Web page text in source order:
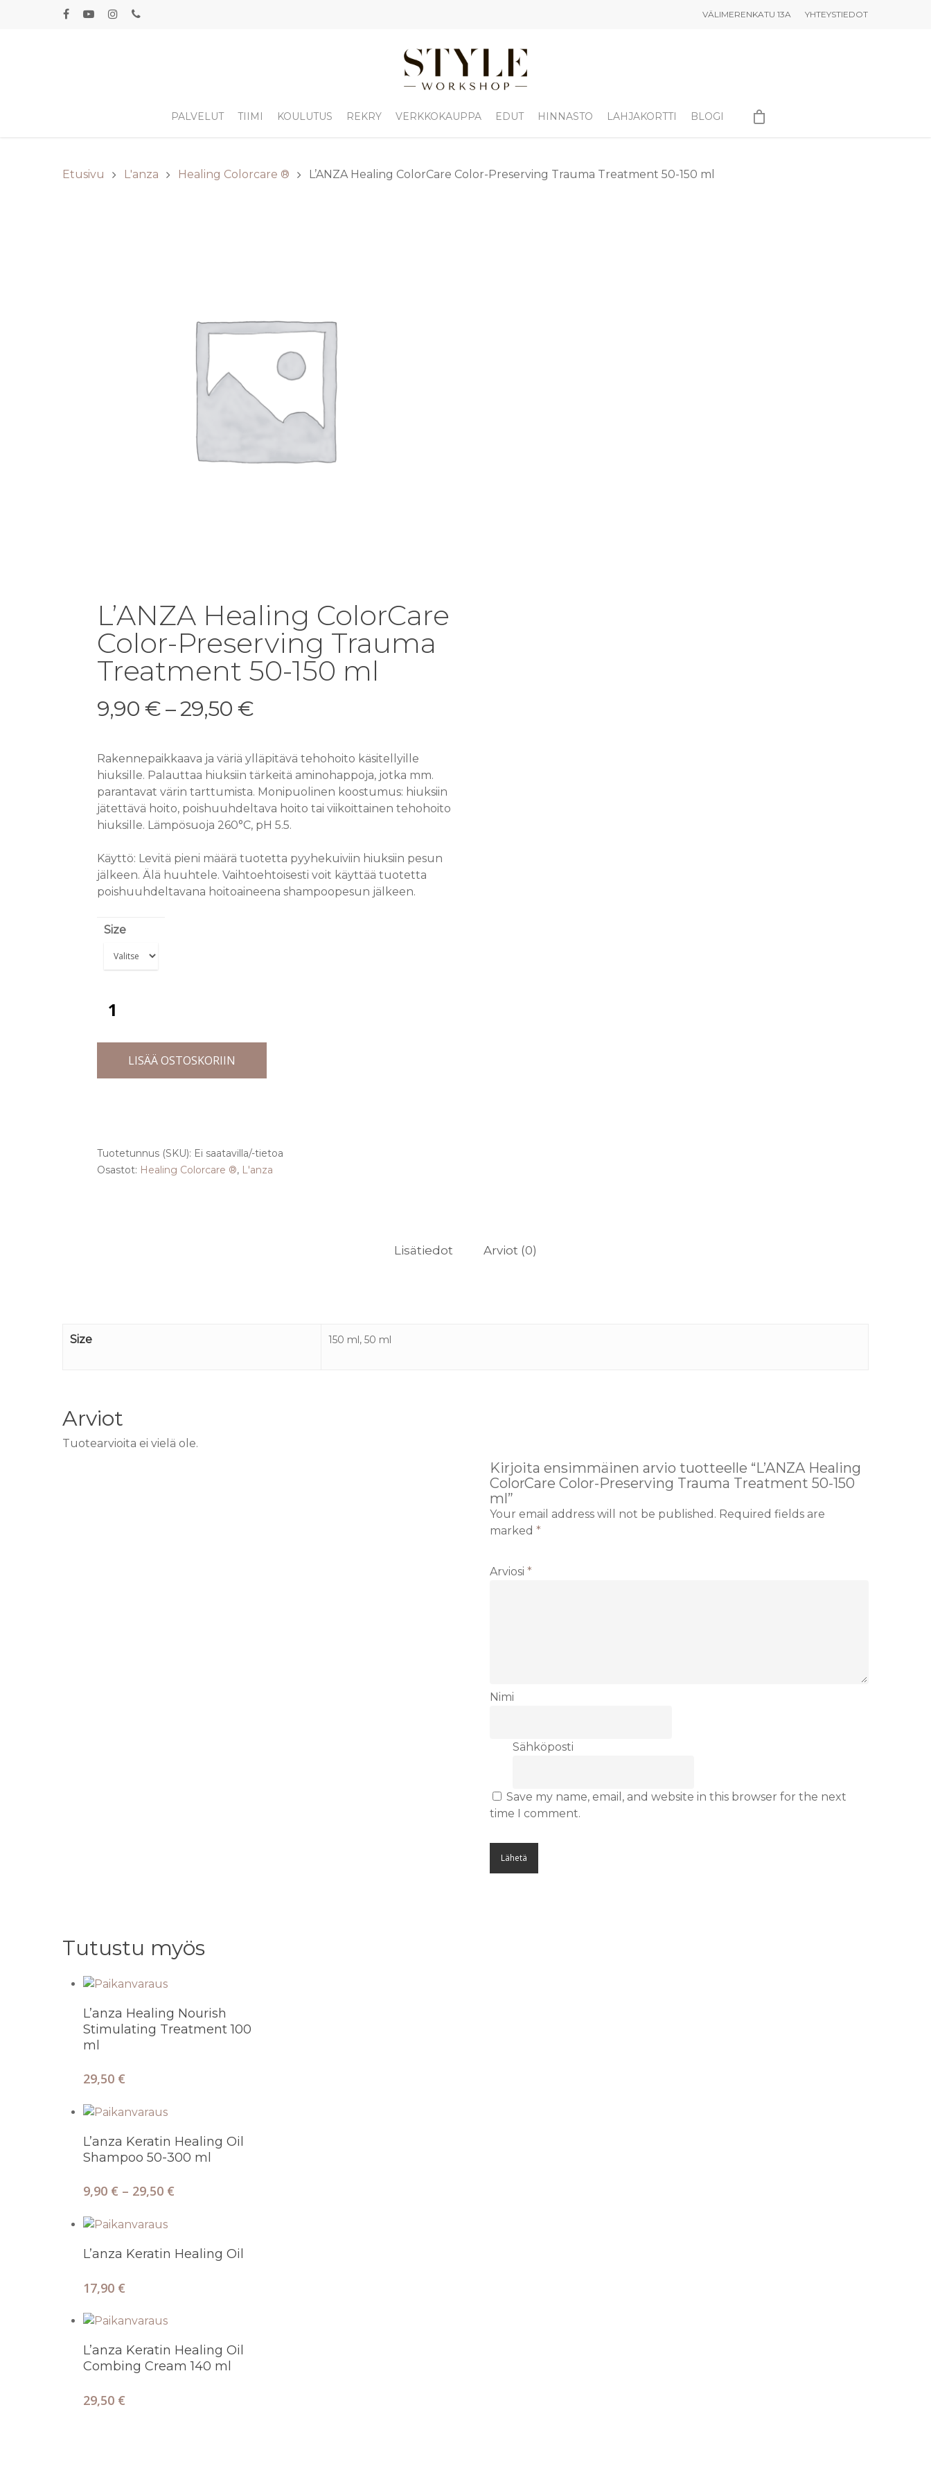
VÄLIMERENKATU 13A YHTEYSTIEDOT
PALVELUT TIIMI KOULUTUS REKRY VERKKOKAUPPA EDUT HINNASTO LAHJAKORTTI BLOGI
Etusivu L'anza Healing Colorcare ® L’ANZA Healing ColorCare Color-Preserving Trauma Treatment 50-150 ml
L’ANZA Healing ColorCare
Color-Preserving Trauma
Treatment 50-150 ml
9,90 €–29,50 €
Rakennepaikkaava ja väriä ylläpitävä tehohoito käsitellyille
hiuksille. Palauttaa hiuksiin tärkeitä aminohappoja, jotka mm.
parantavat värin tarttumista. Monipuolinen koostumus: hiuksiin
jätettävä hoito, poishuuhdeltava hoito tai viikoittainen tehohoito
hiuksille. Lämpösuoja 260°C, pH 5.5.
Käyttö: Levitä pieni määrä tuotetta pyyhekuiviin hiuksiin pesun
jälkeen. Älä huuhtele. Vaihtoehtoisesti voit käyttää tuotetta
poishuuhdeltavana hoitoaineena shampoopesun jälkeen.
Size
LISÄÄ OSTOSKORIIN
Tuotetunnus (SKU): Ei saatavilla/-tietoa
Osastot: Healing Colorcare ®, L'anza
Lisätiedot Arviot (0)
Size 150 ml, 50 ml
Arviot
Tuotearvioita ei vielä ole.
Kirjoita ensimmäinen arvio tuotteelle “L’ANZA Healing
ColorCare Color-Preserving Trauma Treatment 50-150
ml”
Your email address will not be published. Required fields are
marked *
Arviosi *
Nimi
Sähköposti
Save my name, email, and website in this browser for the next
time I comment.
Tutustu myös
Lisää Ostoskoriin
L’anza Healing Nourish
Stimulating Treatment 100
ml
29,50 €
Valitse Vaihtoehdoista
L’anza Keratin Healing Oil
Shampoo 50-300 ml
9,90 € – 29,50 €
Lisää Ostoskoriin
L’anza Keratin Healing Oil
17,90 €
Lisää Ostoskoriin
L’anza Keratin Healing Oil
Combing Cream 140 ml
29,50 €